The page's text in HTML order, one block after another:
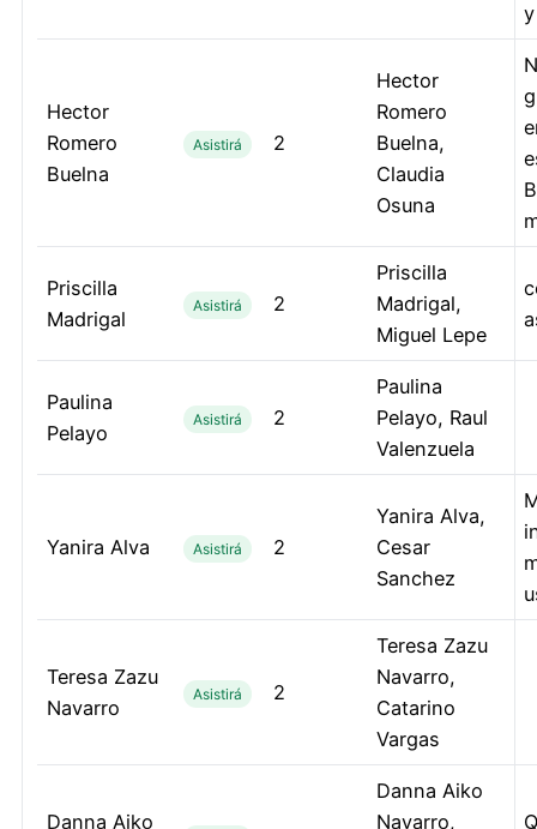
Hector
Romero
Buelna
Asistirá 2
Hector
Romero
Buelna,
Claudia
Osuna
Priscilla
Madrigal
Asistirá 2
Priscilla
Madrigal,
Miguel Lepe
Paulina
Pelayo
Asistirá 2
Paulina
Pelayo, Raul
Valenzuela
Yanira Alva Asistirá 2
Yanira Alva,
Cesar
Sanchez
Teresa Zazu
Navarro
Asistirá 2
Teresa Zazu
Navarro,
Catarino
Vargas
Danna Aiko
Danna Aiko
Navarro,